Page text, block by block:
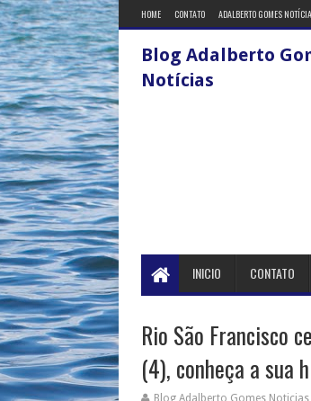
HOME CONTATO ADALBERTO GOMES
Blog Adalberto
Notícias
INICIO CONTATO
Rio São Francisco
(4), conheça a sua
Blog Adalberto Gomes Noticias